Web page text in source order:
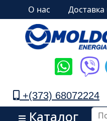
О нас
+(373) 68072224
Каталог